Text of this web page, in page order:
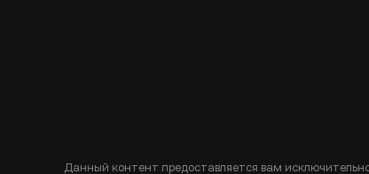
Данный контент предоставляется вам